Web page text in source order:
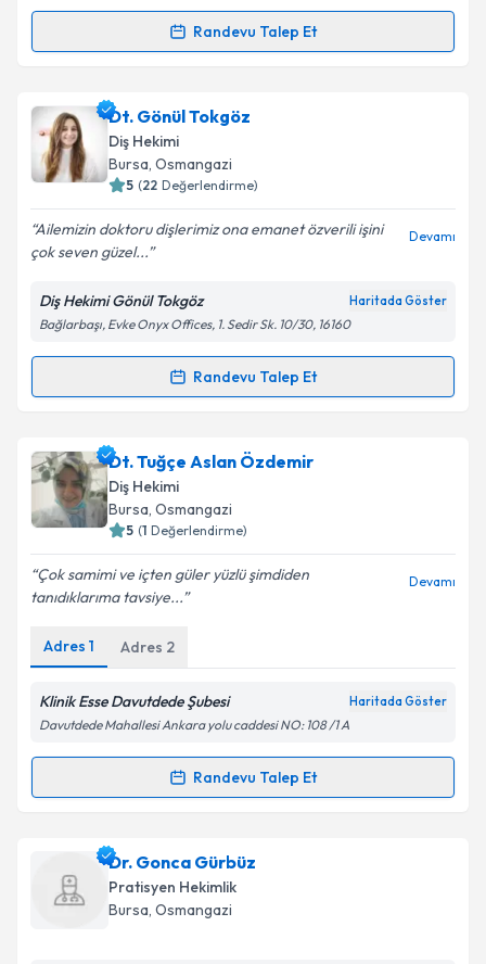
Takvim Talebini Gönder
Randevu Talep Et
Randevu Takvimi Talebi
Dt. Eyüp Odacıogluiçin randevu takvimi talebi
oluşturun. Size bu uzmandan randevu almanız için bir
takvim hazırlandığında e-posta ile bilgilendireceğiz.
Kişisel verilerimin işlenmesine ilişkin
Aydınlatma
Metni'ni okudum ve kişisel verilerimin belirtilen
kapsamda işlenmesini kabul ediyorum.
Dt. Gönül Tokgöz
Diş Hekimi
Bursa, Osmangazi
5 (22 Değerlendirme)
Ailemizin doktoru dişlerimiz ona emanet özverili işini
çok seven güzel...
Devamı
Diş Hekimi Gönül Tokgöz Haritada Göster
Bağlarbaşı, Evke Onyx Offices, 1. Sedir Sk. 10/30, 16160
Randevu Talep Et
Randevu Takvimi Talebi
Dt. Gönül Tokgöziçin randevu takvimi talebi
oluşturun. Size bu uzmandan randevu almanız için bir
takvim hazırlandığında e-posta ile bilgilendireceğiz.
Kişisel verilerimin işlenmesine ilişkin
Metni'ni okudum ve kişisel verilerimin belirtilen
kapsamda işlenmesini kabul ediyorum.
Takvim Talebini Gönder
Dt. Tuğçe Aslan Özdemir
Diş Hekimi
Bursa, Osmangazi
5 (1 Değerlendirme)
Çok samimi ve içten güler yüzlü şimdiden
tanıdıklarıma tavsiye...
Devamı
Adres 1 Adres 2
Klinik Esse Davutdede Şubesi Haritada Göster
Davutdede Mahallesi Ankara yolu caddesi NO: 108 /1 A
Randevu Talep Et
Randevu Takvimi Talebi
Dt. Tuğçe Aslan Özdemir
oluşturun. Size bu uzmandan randevu almanız için bir
takvim hazırlandığında e-posta ile bilgilendireceğiz.
Dr. Gonca Gürbüz
Pratisyen Hekimlik
Bursa, Osmangazi